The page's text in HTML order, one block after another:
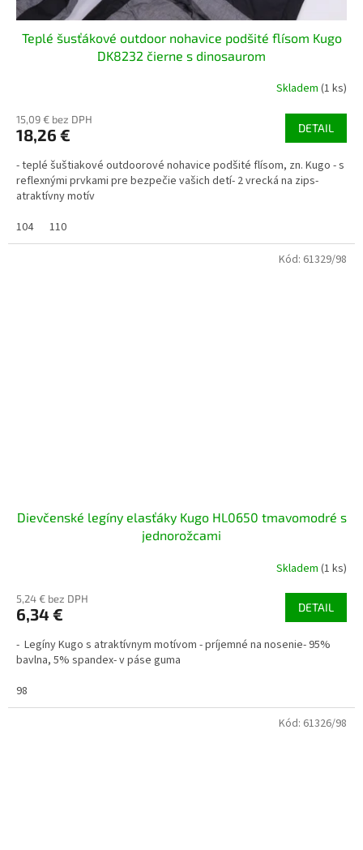
Teplé šusťákové outdoor nohavice podšité flísom Kugo
DK8232 čierne s dinosaurom
Skladem (1 ks)
15,09 € bez DPH
18,26 € DETAIL
- teplé šuštiakové outdoorové nohavice podšité flísom, zn. Kugo - s
reflexnými prvkami pre bezpečie vašich detí- 2 vrecká na zips-
atraktívny motív
104
110
Dievčenské legíny elasťáky Kugo HL0650 tmavomodré s
jednorožcami
Skladem (1 ks)
5,24 € bez DPH
6,34 € DETAIL
- Legíny Kugo s atraktívnym motívom - príjemné na nosenie- 95%
bavlna, 5% spandex- v páse guma
98
Kód: 61329/98
Kód: 61326/98